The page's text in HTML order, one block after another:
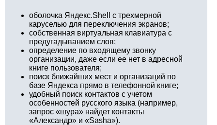
оболочка Яндекс.Shell с трехмерной
каруселью для переключения экранов;
собственная виртуальная клавиатура с
предугадыванием слов;
определение по входящему звонку
организации, даже если ее нет в адресной
книге пользователя;
поиск ближайших мест и организаций по
базе Яндекса прямо в телефонной книге;
удобный поиск контактов с учетом
особенностей русского языка (например,
запрос «шура» найдет контакты
«Александр» и «Sasha»).